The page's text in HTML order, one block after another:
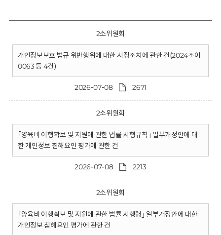
2소위원회
개인정보보호 법규 위반행위에 대한 시정조치에 관한 건(2024조이
0063 등 4건)
2026-07-08 2671
2소위원회
｢양육비 이행확보 및 지원에 관한 법률 시행규칙｣ 일부개정안에 대
한 개인정보 침해요인 평가에 관한 건
2026-07-08 2213
2소위원회
｢양육비 이행확보 및 지원에 관한 법률 시행령｣ 일부개정안에 대한
개인정보 침해요인 평가에 관한 건